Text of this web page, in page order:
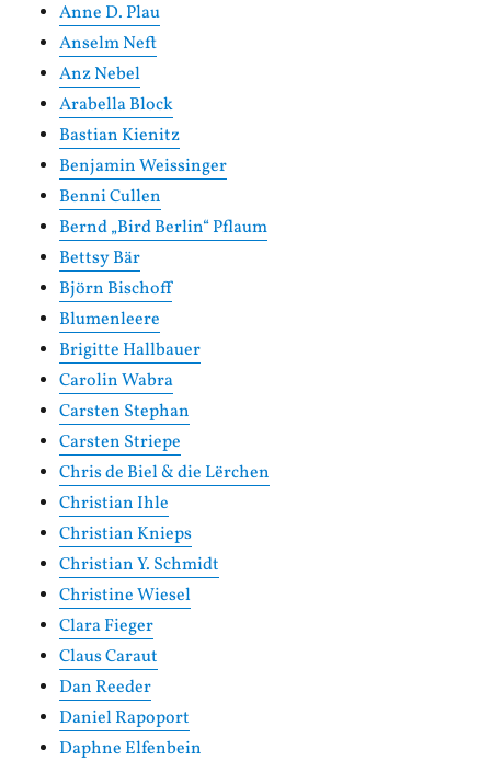
Anne D. Plau
Anselm Neft
Anz Nebel
Arabella Block
Bastian Kienitz
Benjamin Weissinger
Benni Cullen
Bernd „Bird Berlin“ Pflaum
Bettsy Bär
Björn Bischoff
Blumenleere
Brigitte Hallbauer
Carolin Wabra
Carsten Stephan
Carsten Striepe
Chris de Biel & die Lërchen
Christian Ihle
Christian Knieps
Christian Y. Schmidt
Christine Wiesel
Clara Fieger
Claus Caraut
Dan Reeder
Daniel Rapoport
Daphne Elfenbein